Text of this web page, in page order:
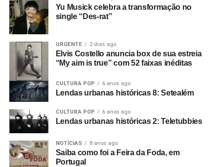
Yu Musick celebra a transformação no
single “Des-rat”
URGENTE 2 dias ago
Elvis Costello anuncia box de sua estreia
“My aim is true” com 52 faixas inéditas
CULTURA POP 6 anos ago
Lendas urbanas históricas 8: Setealém
CULTURA POP 6 anos ago
Lendas urbanas históricas 2: Teletubbies
NOTÍCIAS 8 anos ago
Saiba como foi a Feira da Foda, em
Portugal